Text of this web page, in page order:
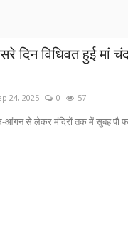
दिन विधिवत हुई मां
24, 2025 0 57
आंगन से लेकर मंदिरों तक में सुबह पौ